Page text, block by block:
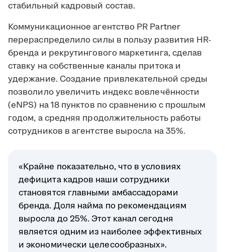
стабильный кадровый состав.
Коммуникационное агентство PR Partner
перераспределило силы в пользу развития HR-
бренда и рекрутингового маркетинга, сделав
ставку на собственные каналы притока и
удержание. Создание привлекательной среды
позволило увеличить индекс вовлечённости
(eNPS) на 18 пунктов по сравнению с прошлым
годом, а средняя продолжительность работы
сотрудников в агентстве выросла на 35%.
«Крайне показательно, что в условиях
дефицита кадров наши сотрудники
становятся главными амбассадорами
бренда. Доля найма по рекомендациям
выросла до 25%. Этот канал сегодня
является одним из наиболее эффективных
и экономически целесообразных».